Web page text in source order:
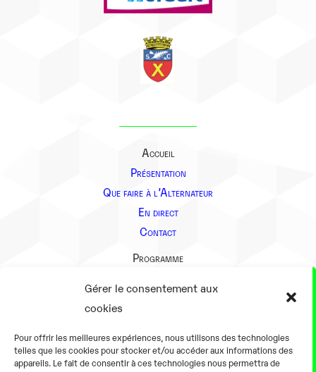
Gérer le consentement aux
cookies
Pour offrir les meilleures expériences, nous utilisons des technologies
telles que les cookies pour stocker et/ou accéder aux informations des
appareils. Le fait de consentir à ces technologies nous permettra de
Accueil
Présentation
Que faire à l’Alternateur
En direct
Contact
Programme
Présentation
En pratique
Tarifs et horaires